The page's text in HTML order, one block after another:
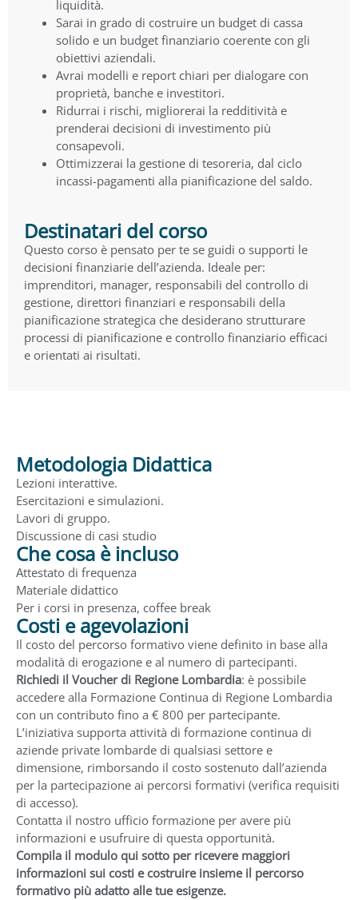
liquidità.
Sarai in grado di costruire un budget di cassa
solido e un budget finanziario coerente con gli
obiettivi aziendali.
Avrai modelli e report chiari per dialogare con
proprietà, banche e investitori.
Ridurrai i rischi, migliorerai la redditività e
prenderai decisioni di investimento più
consapevoli.
Ottimizzerai la gestione di tesoreria, dal ciclo
incassi-pagamenti alla pianificazione del saldo.
Destinatari del corso
Questo corso è pensato per te se guidi o supporti le
decisioni finanziarie dell’azienda. Ideale per:
imprenditori, manager, responsabili del controllo di
gestione, direttori finanziari e responsabili della
pianificazione strategica che desiderano strutturare
processi di pianificazione e controllo finanziario efficaci
e orientati ai risultati.
Metodologia Didattica
Lezioni interattive.
Esercitazioni e simulazioni.
Lavori di gruppo.
Discussione di casi studio
Che cosa è incluso
Attestato di frequenza
Materiale didattico
Per i corsi in presenza, coffee break
Costi e agevolazioni
Il costo del percorso formativo viene definito in base alla
modalità di erogazione e al numero di partecipanti.
Richiedi il Voucher di Regione Lombardia: è possibile
accedere alla Formazione Continua di Regione Lombardia
con un contributo fino a € 800 per partecipante.
L’iniziativa supporta attività di formazione continua di
aziende private lombarde di qualsiasi settore e
dimensione, rimborsando il costo sostenuto dall’azienda
per la partecipazione ai percorsi formativi (verifica requisiti
di accesso).
Contatta il nostro ufficio formazione per avere più
informazioni e usufruire di questa opportunità.
Compila il modulo qui sotto per ricevere maggiori
informazioni sui costi e costruire insieme il percorso
formativo più adatto alle tue esigenze.